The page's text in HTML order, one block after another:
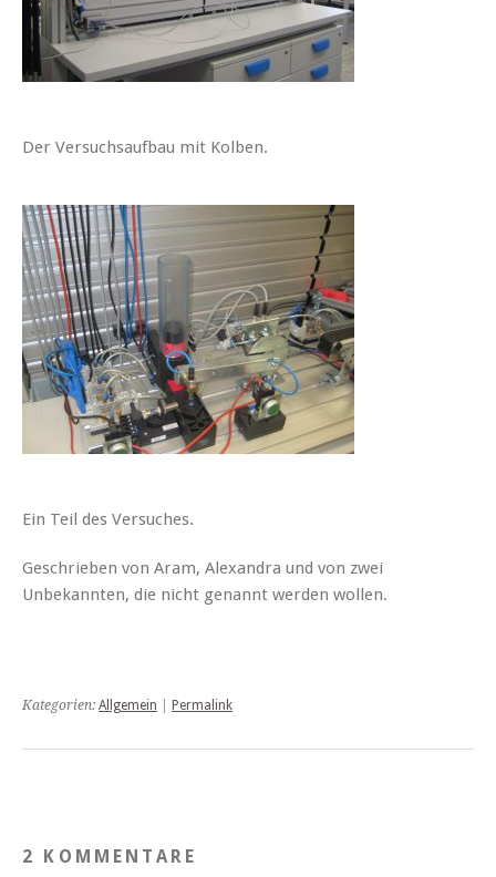
Der Versuchsaufbau mit Kolben.
Ein Teil des Versuches.
Geschrieben von Aram, Alexandra und von zwei
Unbekannten, die nicht genannt werden wollen.
Kategorien: Allgemein Permalink
2 KOMMENTARE